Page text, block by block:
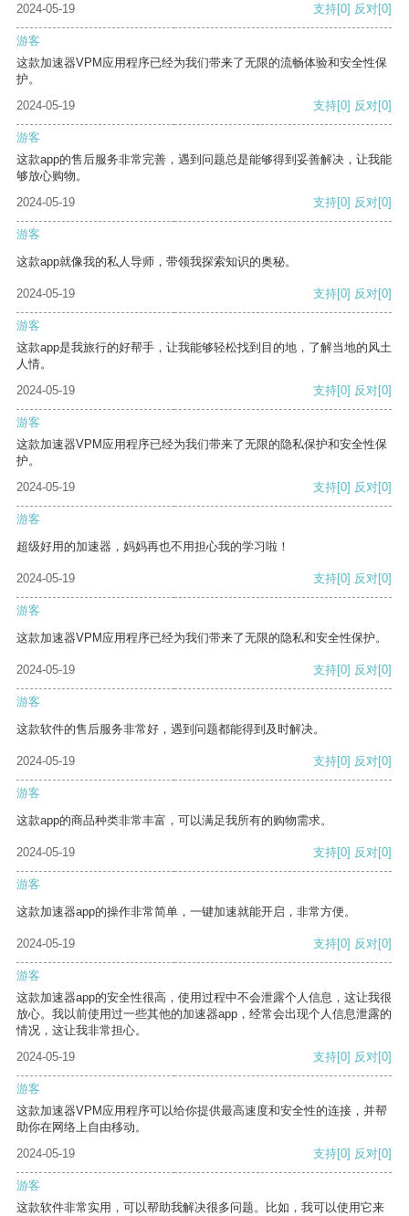
2024-05-19
支持[0] 反对[0]
游客
这款加速器VPM应用程序已经为我们带来了无限的流畅体验和安全性保
护。
2024-05-19
支持[0] 反对[0]
游客
这款app的售后服务非常完善，遇到问题总是能够得到妥善解决，让我能
够放心购物。
2024-05-19
支持[0] 反对[0]
游客
这款app就像我的私人导师，带领我探索知识的奥秘。
2024-05-19 支持[0] 反对[0]
游客
这款app是我旅行的好帮手，让我能够轻松找到目的地，了解当地的风土
人情。
2024-05-19
支持[0] 反对[0]
游客
这款加速器VPM应用程序已经为我们带来了无限的隐私保护和安全性保
护。
2024-05-19
支持[0] 反对[0]
游客
超级好用的加速器，妈妈再也不用担心我的学习啦！
2024-05-19 支持[0] 反对[0]
游客
这款加速器VPM应用程序已经为我们带来了无限的隐私和安全性保护。
2024-05-19 支持[0] 反对[0]
游客
这款软件的售后服务非常好，遇到问题都能得到及时解决。
2024-05-19 支持[0] 反对[0]
游客
这款app的商品种类非常丰富，可以满足我所有的购物需求。
2024-05-19 支持[0] 反对[0]
游客
这款加速器app的操作非常简单，一键加速就能开启，非常方便。
2024-05-19 支持[0] 反对[0]
游客
这款加速器app的安全性很高，使用过程中不会泄露个人信息，这让我很
放心。我以前使用过一些其他的加速器app，经常会出现个人信息泄露的
情况，这让我非常担心。
2024-05-19
支持[0] 反对[0]
游客
这款加速器VPM应用程序可以给你提供最高速度和安全性的连接，并帮
助你在网络上自由移动。
2024-05-19
支持[0] 反对[0]
游客
这款软件非常实用，可以帮助我解决很多问题。比如，我可以使用它来